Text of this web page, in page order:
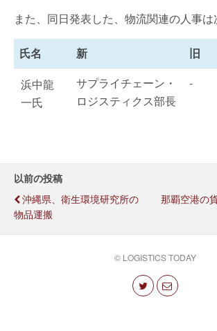
また、同日発表した、物流関連の人事は
氏名 新
旧
浜中龍
一氏
サプライチェーン・
ロジスティクス部長
-
以前の投稿
沖縄県、衛生環境研究所の
物品運搬
那覇空港の
© LOGISTICS TODAY